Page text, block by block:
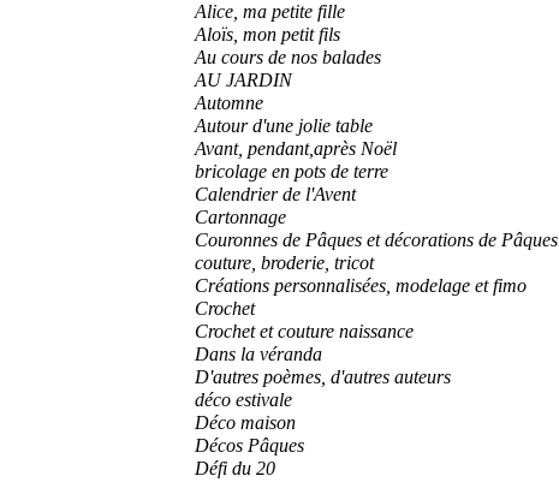
Alice, ma petite fille
Aloïs, mon petit fils
Au cours de nos balades
AU JARDIN
Automne
Autour d'une jolie table
Avant, pendant,après Noël
bricolage en pots de terre
Calendrier de l'Avent
Cartonnage
Couronnes de Pâques et décorations de Pâques
couture, broderie, tricot
Créations personnalisées, modelage et fimo
Crochet
Crochet et couture naissance
Dans la véranda
D'autres poèmes, d'autres auteurs
déco estivale
Déco maison
Décos Pâques
Défi du 20